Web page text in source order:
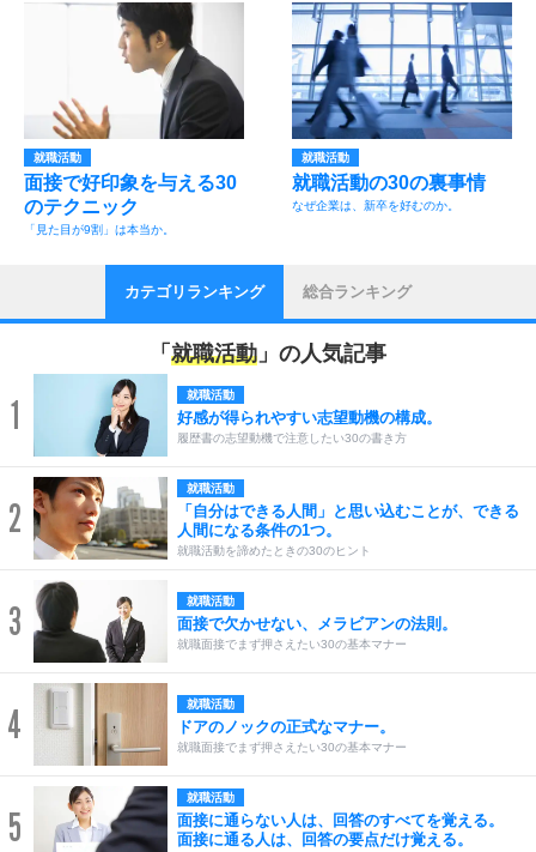
就職活動
面接で好印象を与える30
のテクニック
「見た目が9割」は本当か。
就職活動
就職活動の30の裏事情
なぜ企業は、新卒を好むのか。
カテゴリランキング 総合ランキング
「 就職活動 」の人気記事
1 就職活動
好感が得られやすい志望動機の構成。
履歴書の志望動機で注意したい30の書き方
2
就職活動
「自分はできる人間」と思い込むことが、できる
人間になる条件の1つ。
就職活動を諦めたときの30のヒント
3 就職活動
面接で欠かせない、メラビアンの法則。
就職面接でまず押さえたい30の基本マナー
4 就職活動
ドアのノックの正式なマナー。
就職面接でまず押さえたい30の基本マナー
5
就職活動
面接に通らない人は、回答のすべてを覚える。
面接に通る人は、回答の要点だけ覚える。